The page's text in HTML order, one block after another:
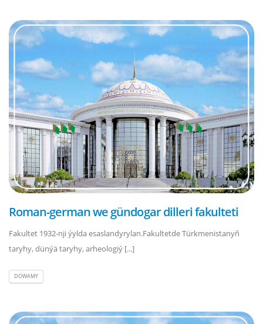
Roman-german we gündogar dilleri fakulteti
Fakultet 1932-nji ýylda esaslandyrylan.Fakultetde Türkmenistanyň
taryhy, dünýä taryhy, arheologiý [...]
DOWAMY